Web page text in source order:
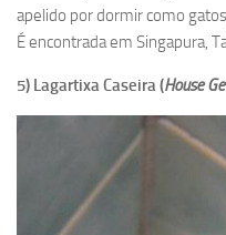
apelido por dormir como
É encontrada em Singapura,
5) Lagartixa Caseira (House